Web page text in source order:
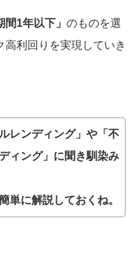
間1年以下」 のものを選
利回りを実現していき
レンディング」や「不
ィング」に聞き馴染み
単に解説しておくね。